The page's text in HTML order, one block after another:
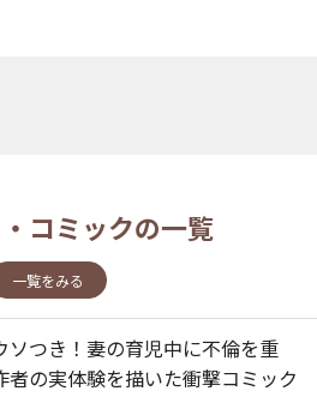
コミックの一覧
一覧をみる
ソつき！妻の育児中に不倫を重
の実体験を描いた衝撃コミック